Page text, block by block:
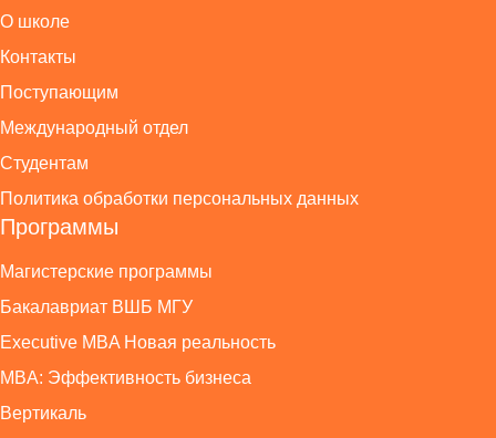
О школе
Контакты
Поступающим
Международный отдел
Студентам
Политика обработки персональных данных
Программы
Магистерские программы
Бакалавриат ВШБ МГУ
Executive MBA Новая реальность
MBA: Эффективность бизнеса
Вертикаль